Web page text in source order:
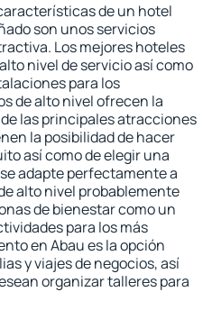
de un hotel
son unos servicios
Los mejores hoteles
nivel de servicio así como
para los
de alto nivel ofrecen la
las principales atracciones
la posibilidad de hacer
así como de elegir una
adapte perfectamente a
alto nivel probablemente
de bienestar como un
para los más
en Abau es la opción
y viajes de negocios, así
organizar talleres para